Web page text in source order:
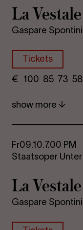
La Vestale
Gaspare Spontini
Tickets
€
100 85 73​
show more
Fr09.10.7.00 PM
Staatsoper
La Vestale
Gaspare Spontini